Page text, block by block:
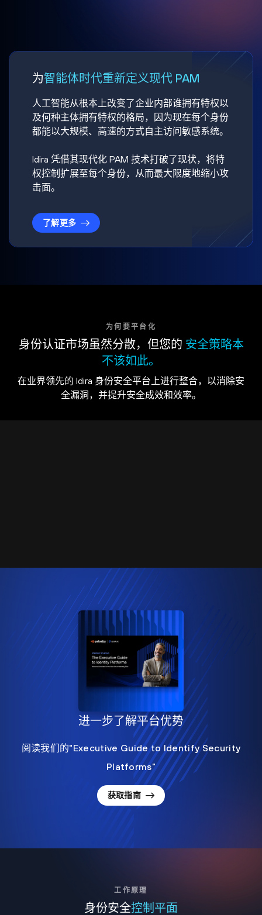
为智能体时代重新定义现代 PAM
人工智能从根本上改变了企业内部谁拥有特权以
及何种主体拥有特权的格局，因为现在每个身份
都能以大规模、高速的方式自主访问敏感系统。
Idira 凭借其现代化 PAM 技术打破了现状，将特
权控制扩展至每个身份，从而最大限度地缩小攻
击面。
了解更多
为何要平台化
身份认证市场虽然分散，但您的 安全策略本
不该如此。
在业界领先的 Idira 身份安全平台上进行整合，以消除安
全漏洞，并提升安全成效和效率。
进一步了解平台优势
阅读我们的"Executive Guide to Identify Security
Platforms"
获取指南
工作原理
身份安全控制平面